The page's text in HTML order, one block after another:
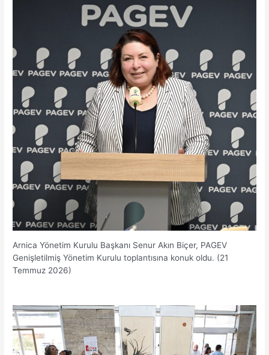
Arnica Yönetim Kurulu Başkanı Senur Akın Biçer, PAGEV
Genişletilmiş Yönetim Kurulu toplantısına konuk oldu. (21
Temmuz 2026)